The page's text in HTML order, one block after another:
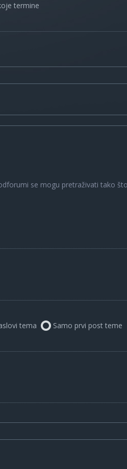
termine
se mogu pretraživati tako
tema Samo prvi post teme